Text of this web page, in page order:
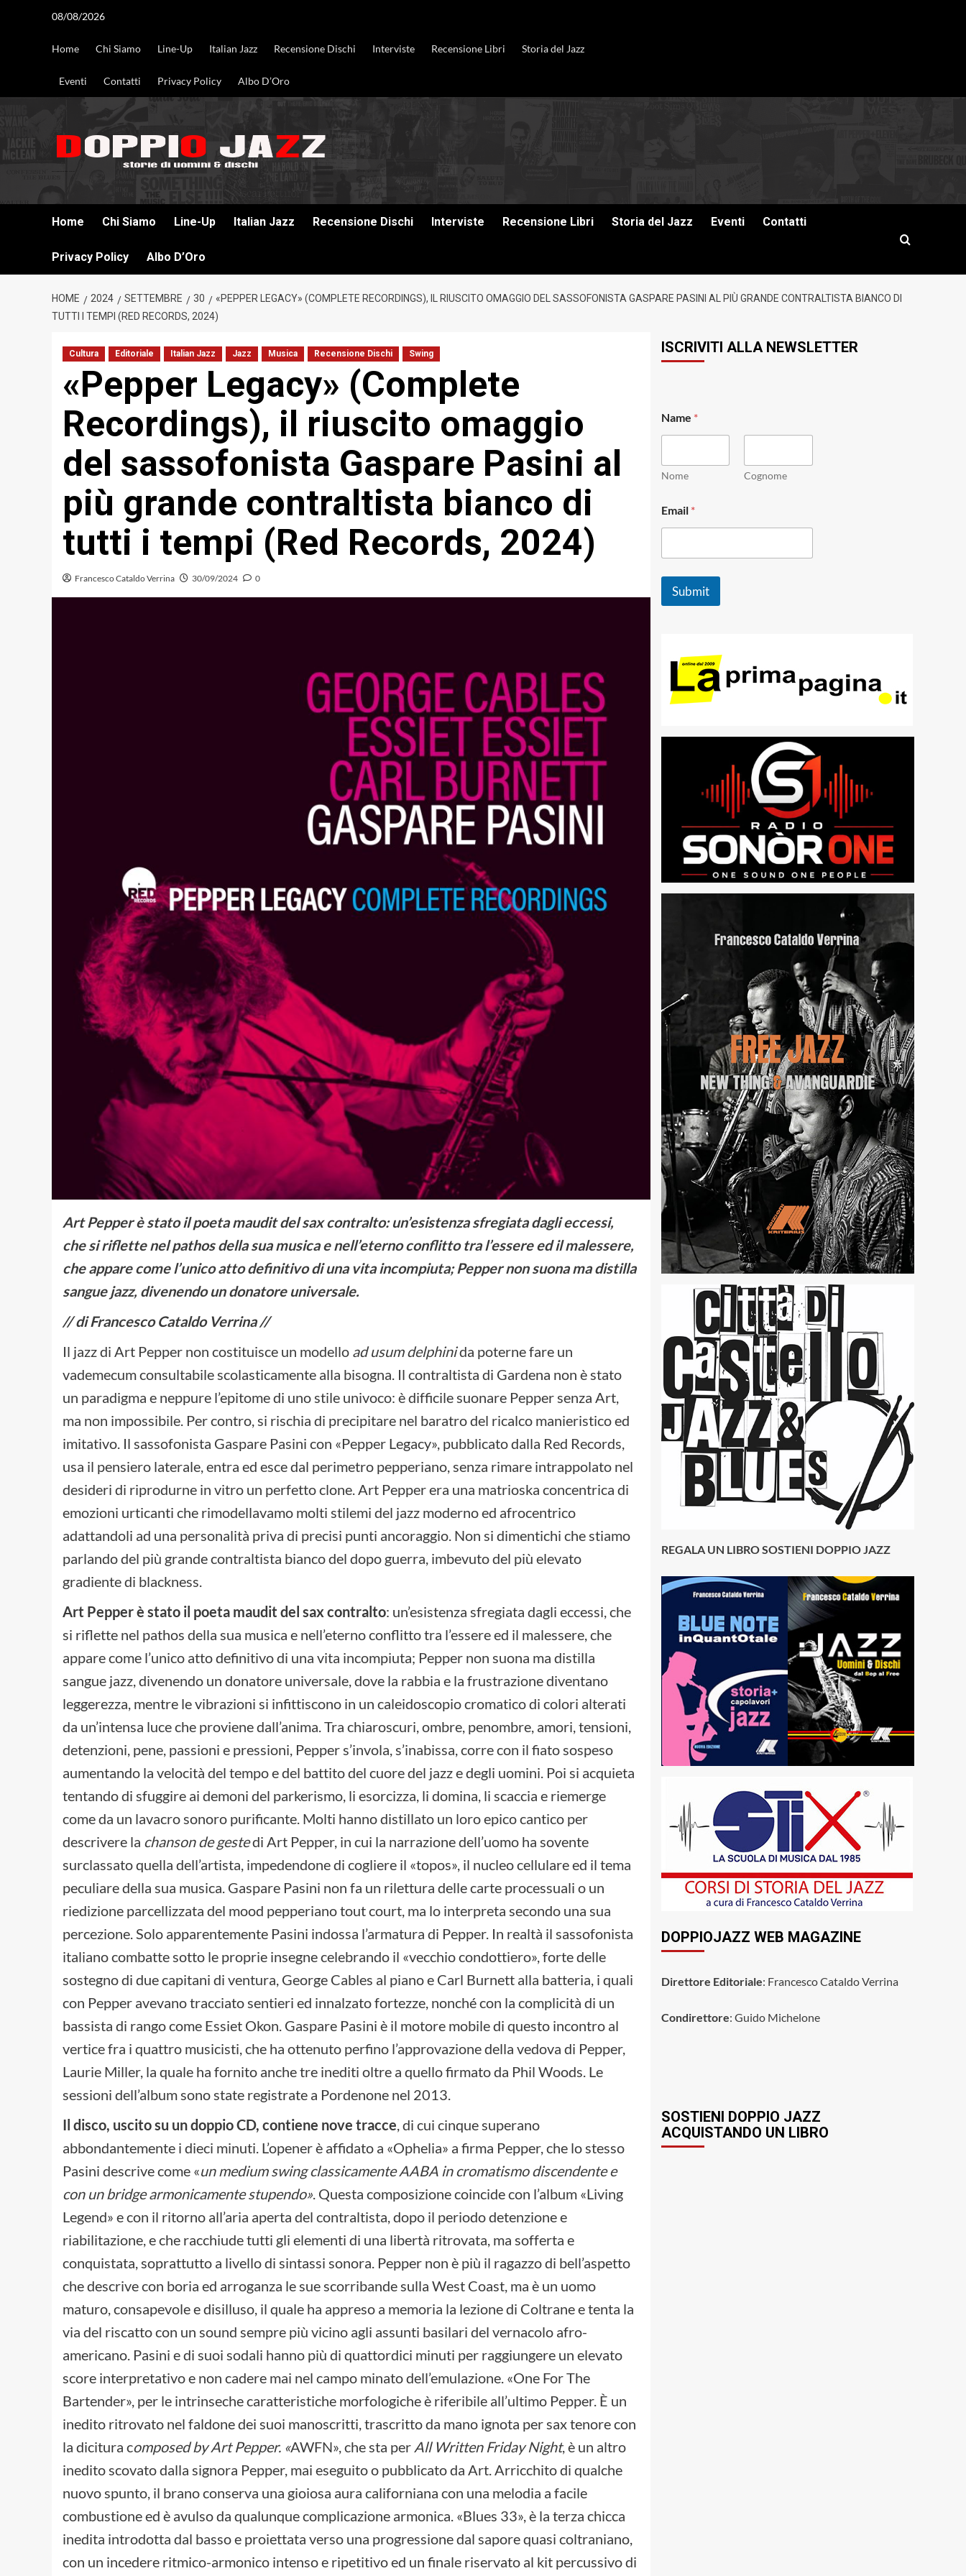
08/08/2026
Home Chi Siamo Line-Up Italian Jazz Recensione Dischi Interviste Recensione Libri Storia del Jazz
Eventi Contatti Privacy Policy Albo D’Oro
Home Chi Siamo Line-Up Italian Jazz Recensione Dischi Interviste Recensione Libri Storia del Jazz Eventi Contatti
Privacy Policy Albo D’Oro
HOME 2024 SETTEMBRE 30
«PEPPER LEGACY» (COMPLETE RECORDINGS), IL RIUSCITO OMAGGIO DEL SASSOFONISTA GASPARE PASINI AL PIÙ GRANDE CONTRALTISTA BIANCO DI
TUTTI I TEMPI (RED RECORDS, 2024)
Cultura Editoriale Italian Jazz Jazz Musica Recensione Dischi Swing
«Pepper Legacy» (Complete
Recordings), il riuscito omaggio
del sassofonista Gaspare Pasini al
più grande contraltista bianco di
tutti i tempi (Red Records, 2024)
Francesco Cataldo Verrina 30/09/2024 0
Art Pepper è stato il poeta maudit del sax contralto: un’esistenza sfregiata dagli eccessi,
che si riflette nel pathos della sua musica e nell’eterno conflitto tra l’essere ed il malessere,
che appare come l’unico atto definitivo di una vita incompiuta; Pepper non suona ma distilla
sangue jazz, divenendo un donatore universale.
// di Francesco Cataldo Verrina //
Il jazz di Art Pepper non costituisce un modello ad usum delphinida poterne fare un
vademecum consultabile scolasticamente alla bisogna. Il contraltista di Gardena non è stato
un paradigma e neppure l’epitome di uno stile univoco: è difficile suonare Pepper senza Art,
ma non impossibile. Per contro, si rischia di precipitare nel baratro del ricalco manieristico ed
imitativo. Il sassofonista Gaspare Pasini con «Pepper Legacy», pubblicato dalla Red Records,
usa il pensiero laterale, entra ed esce dal perimetro pepperiano, senza rimare intrappolato nel
desideri di riprodurne in vitro un perfetto clone. Art Pepper era una matrioska concentrica di
emozioni urticanti che rimodellavamo molti stilemi del jazz moderno ed afrocentrico
adattandoli ad una personalità priva di precisi punti ancoraggio. Non si dimentichi che stiamo
parlando del più grande contraltista bianco del dopo guerra, imbevuto del più elevato
gradiente di blackness.
Art Pepper è stato il poeta maudit del sax contralto: un’esistenza sfregiata dagli eccessi, che
si riflette nel pathos della sua musica e nell’eterno conflitto tra l’essere ed il malessere, che
appare come l’unico atto definitivo di una vita incompiuta; Pepper non suona ma distilla
sangue jazz, divenendo un donatore universale, dove la rabbia e la frustrazione diventano
leggerezza, mentre le vibrazioni si infittiscono in un caleidoscopio cromatico di colori alterati
da un’intensa luce che proviene dall’anima. Tra chiaroscuri, ombre, penombre, amori, tensioni,
detenzioni, pene, passioni e pressioni, Pepper s’invola, s’inabissa, corre con il fiato sospeso
aumentando la velocità del tempo e del battito del cuore del jazz e degli uomini. Poi si acquieta
tentando di sfuggire ai demoni del parkerismo, li esorcizza, li domina, li scaccia e riemerge
come da un lavacro sonoro purificante. Molti hanno distillato un loro epico cantico per
descrivere la chanson de gestedi Art Pepper, in cui la narrazione dell’uomo ha sovente
surclassato quella dell’artista, impedendone di cogliere il «topos», il nucleo cellulare ed il tema
peculiare della sua musica. Gaspare Pasini non fa un rilettura delle carte processuali o un
riedizione parcellizzata del mood pepperiano tout court, ma lo interpreta secondo una sua
percezione. Solo apparentemente Pasini indossa l’armatura di Pepper. In realtà il sassofonista
italiano combatte sotto le proprie insegne celebrando il «vecchio condottiero», forte delle
sostegno di due capitani di ventura, George Cables al piano e Carl Burnett alla batteria, i quali
con Pepper avevano tracciato sentieri ed innalzato fortezze, nonché con la complicità di un
bassista di rango come Essiet Okon. Gaspare Pasini è il motore mobile di questo incontro al
vertice fra i quattro musicisti, che ha ottenuto perfino l’approvazione della vedova di Pepper,
Laurie Miller, la quale ha fornito anche tre inediti oltre a quello firmato da Phil Woods. Le
sessioni dell’album sono state registrate a Pordenone nel 2013.
Il disco, uscito su un doppio CD, contiene nove tracce , di cui cinque superano
abbondantemente i dieci minuti. L’opener è affidato a «Ophelia» a firma Pepper, che lo stesso
Pasini descrive come «un medium swing classicamente AABA in cromatismo discendente e
con un bridge armonicamente stupendo» . Questa composizione coincide con l’album «Living
Legend» e con il ritorno all’aria aperta del contraltista, dopo il periodo detenzione e
riabilitazione, e che racchiude tutti gli elementi di una libertà ritrovata, ma sofferta e
conquistata, soprattutto a livello di sintassi sonora. Pepper non è più il ragazzo di bell’aspetto
che descrive con boria ed arroganza le sue scorribande sulla West Coast, ma è un uomo
maturo, consapevole e disilluso, il quale ha appreso a memoria la lezione di Coltrane e tenta la
via del riscatto con un sound sempre più vicino agli assunti basilari del vernacolo afro-
americano. Pasini e di suoi sodali hanno più di quattordici minuti per raggiungere un elevato
score interpretativo e non cadere mai nel campo minato dell’emulazione. «One For The
Bartender», per le intrinseche caratteristiche morfologiche è riferibile all’ultimo Pepper. È un
inedito ritrovato nel faldone dei suoi manoscritti, trascritto da mano ignota per sax tenore con
la dicitura composed by Art Pepper. «AWFN», che sta per All Written Friday Night, è un altro
inedito scovato dalla signora Pepper, mai eseguito o pubblicato da Art. Arricchito di qualche
nuovo spunto, il brano conserva una gioiosa aura californiana con una melodia a facile
combustione ed è avulso da qualunque complicazione armonica. «Blues 33», è la terza chicca
inedita introdotta dal basso e proiettata verso una progressione dal sapore quasi coltraniano,
con un incedere ritmico-armonico intenso e ripetitivo ed un finale riservato al kit percussivo di
ISCRIVITI ALLA NEWSLETTER
E
m
i
l
Name *
Nome Cognome
Email *
Submit
REGALA UN LIBRO SOSTIENI DOPPIO JAZZ
DOPPIOJAZZ WEB MAGAZINE
Direttore Editoriale: Francesco Cataldo Verrina
Condirettore: Guido Michelone
SOSTIENI DOPPIO JAZZ
ACQUISTANDO UN LIBRO